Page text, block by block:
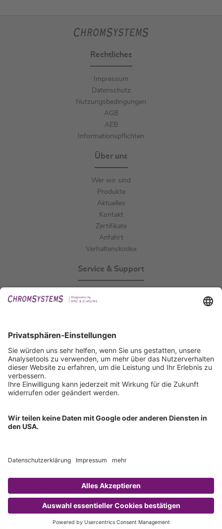
Rechtliches
Impressum
Datenschutz
Nutzungsbedingungen
AGB
AEB
Informationspflichten
Über uns
Wer wir sind
Produkte
Aktuelles
Kontakt
Zertifikate
Anfahrt
Verhaltenskodex
Service & Support
IFU anfordern
Zertifizierungen
ISO 9001 Zertifikat
Copyright © 2026 Chromsystems Instruments & Chemicals GmbH.